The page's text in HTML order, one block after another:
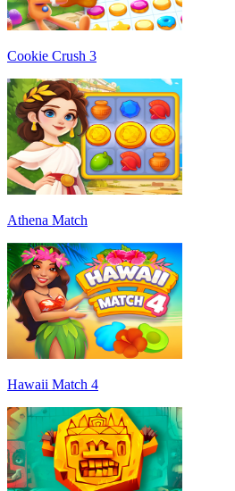
Cookie Crush 3
Athena Match
Hawaii Match 4